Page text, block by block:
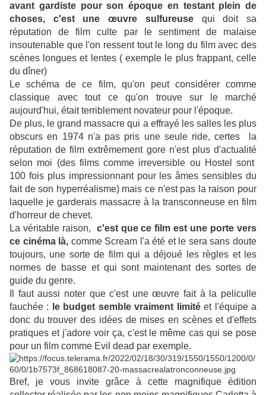
avant gardiste pour son époque en testant plein de
choses, c'est une œuvre sulfureusequi doit sa
réputation de film culte par le sentiment de malaise
insoutenable que l'on ressent tout le long du film avec des
scènes longues et lentes ( exemple le plus frappant, celle
du dîner)
Le schéma de ce film, qu'on peut considérer comme
classique avec tout ce qu'on trouve sur le marché
aujourd'hui, était terriblement novateur pour l'époque.
De plus, le grand massacre qui a effrayé les salles les plus
obscurs en 1974 n'a pas pris une seule ride, certes la
réputation de film extrêmement gore n'est plus d'actualité
selon moi (des films comme irreversible ou Hostel sont
100 fois plus impressionnant pour les âmes sensibles du
fait de son hyperréalisme) mais ce n'est pas la raison pour
laquelle je garderais massacre à la transconneuse en film
d'horreur de chevet.
La véritable raison, c'est que ce film est une porte vers
ce cinéma là, comme Scream l'a été et le sera sans doute
toujours, une sorte de film qui a déjoué les règles et les
normes de basse et qui sont maintenant des sortes de
guide du genre.
Il faut aussi noter que c'est une œuvre fait à la peliculle
fauchée : le budget semble vraiment limitéet l'équipe a
donc du trouver des idées de mises en scènes et d'effets
pratiques et j'adore voir ça, c'est le même cas qui se pose
pour un film comme Evil dead par exemple.
Bref, je vous invite grâce à cette magnifique édition